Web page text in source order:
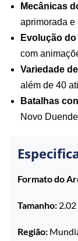
Mecânicas
aprimorada e
Evolução
com
Variedade
além de 40
Batalhas
Novo
Formato do
Tamanho:
Região: